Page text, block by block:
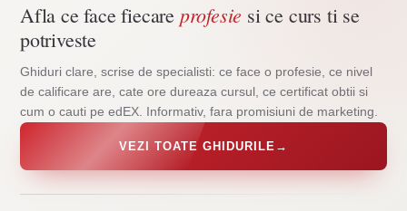
Afla ce face fiecare profesie si ce curs ti se
potriveste
Ghiduri clare, scrise de specialisti: ce face o profesie, ce nivel
de calificare are, cate ore dureaza cursul, ce certificat obtii si
cum o cauti pe edEX. Informativ, fara promisiuni de marketing.
VEZI TOATE GHIDURILE →